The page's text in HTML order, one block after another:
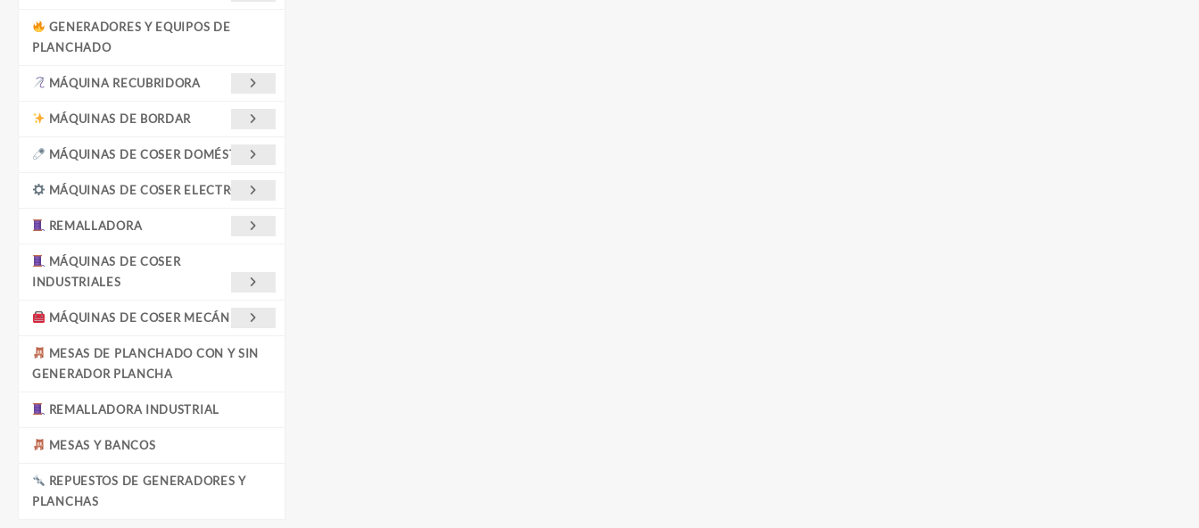
GENERADORES Y EQUIPOS DE
PLANCHADO
MÁQUINA RECUBRIDORA
MÁQUINAS DE BORDAR
MÁQUINAS DE COSER DOMÉSTICAS
MÁQUINAS DE COSER ELECTRÓNICA
REMALLADORA
MÁQUINAS DE COSER
INDUSTRIALES
MÁQUINAS DE COSER MECÁNICAS
MESAS DE PLANCHADO CON Y SIN
GENERADOR PLANCHA
REMALLADORA INDUSTRIAL
MESAS Y BANCOS
REPUESTOS DE GENERADORES Y
PLANCHAS